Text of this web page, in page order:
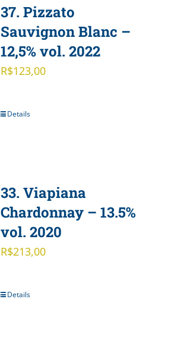
37. Pizzato
Sauvignon Blanc –
12,5% vol. 2022
R$123,00
Details
33. Viapiana
Chardonnay – 13.5%
vol. 2020
R$213,00
Details